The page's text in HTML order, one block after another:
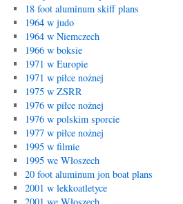
18 foot aluminum skiff plans
1964 w judo
1964 w Niemczech
1966 w boksie
1971 w Europie
1971 w piłce nożnej
1975 w ZSRR
1976 w piłce nożnej
1976 w polskim sporcie
1977 w piłce nożnej
1995 w filmie
1995 we Włoszech
20 foot aluminum jon boat plans
2001 w lekkoatletyce